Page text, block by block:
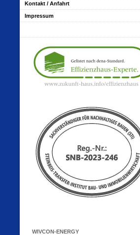
Kontakt / Anfahrt
Impressum
WIVCON-ENERGY